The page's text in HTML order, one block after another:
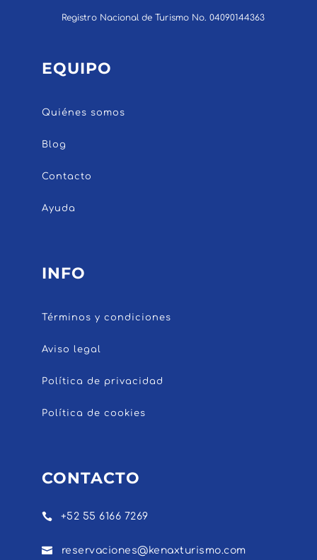
Registro Nacional de Turismo No. 04090144363
EQUIPO
Quiénes somos
Blog
Contacto
Ayuda
INFO
Términos y condiciones
Aviso legal
Política de privacidad
Política de cookies
CONTACTO
 +52 55 6166 7269
 reservaciones@kenaxturismo.com